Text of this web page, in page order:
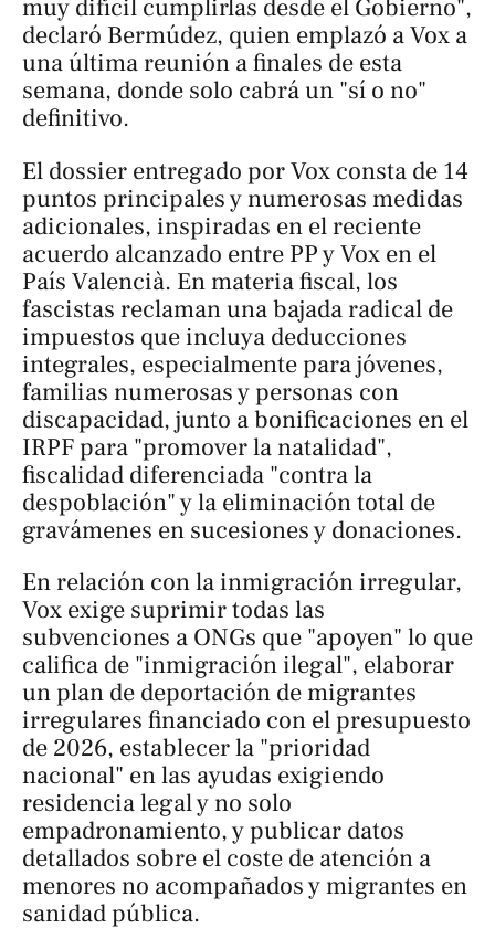
muy difícil cumplirlas desde el Gobierno",
declaró Bermúdez, quien emplazó a Vox a
una última reunión a finales de esta
semana, donde solo cabrá un "sí o no"
definitivo.
El dossier entregado por Vox consta de 14
puntos principales y numerosas medidas
adicionales, inspiradas en el reciente
acuerdo alcanzado entre PP y Vox en el
País Valencià. En materia fiscal, los
fascistas reclaman una bajada radical de
impuestos que incluya deducciones
integrales, especialmente para jóvenes,
familias numerosas y personas con
discapacidad, junto a bonificaciones en el
IRPF para "promover la natalidad",
fiscalidad diferenciada "contra la
despoblación" y la eliminación total de
gravámenes en sucesiones y donaciones.
En relación con la inmigración irregular,
Vox exige suprimir todas las
subvenciones a ONGs que "apoyen" lo que
califica de "inmigración ilegal", elaborar
un plan de deportación de migrantes
irregulares financiado con el presupuesto
de 2026, establecer la "prioridad
nacional" en las ayudas exigiendo
residencia legal y no solo
empadronamiento, y publicar datos
detallados sobre el coste de atención a
menores no acompañados y migrantes en
sanidad pública.